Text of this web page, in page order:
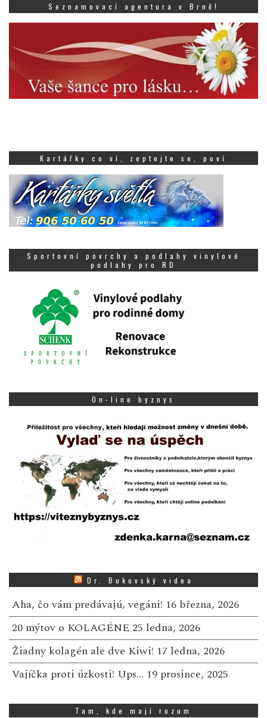
Seznamovací agentura v Brně!
Kartářky co ví, zeptejte se, poví
Sportovní povrchy a podlahy vinylové
podlahy pro RD
On-line byznys
Dr. Bukovský videa
Aha, čo vám predávajú, vegáni! 16 března, 2026
20 mýtov o KOLAGÉNE 25 ledna, 2026
Žiadny kolagén ale dve Kiwi! 17 ledna, 2026
Vajíčka proti úzkosti! Ups… 19 prosince, 2025
Tam, kde mají rozum